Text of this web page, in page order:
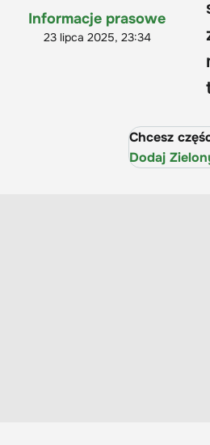
Informacje prasowe
23 lipca 2025, 23:34
Chcesz
Dodaj